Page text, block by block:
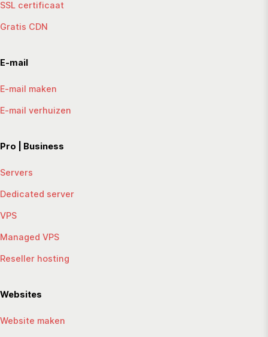
SSL certificaat
Gratis CDN
E-mail
E-mail maken
E-mail verhuizen
Pro | Business
Servers
Dedicated server
VPS
Managed VPS
Reseller hosting
Websites
Website maken